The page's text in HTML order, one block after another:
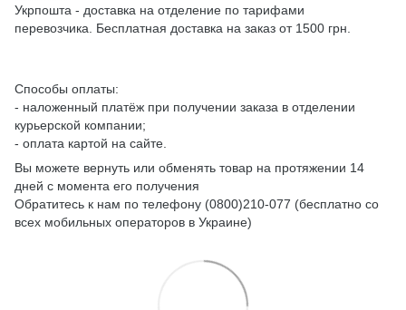
Укрпошта - доставка на отделение по тарифами
перевозчика. Бесплатная доставка на заказ от 1500 грн.
Способы оплаты:
- наложенный платёж при получении заказа в отделении
курьерской компании;
- оплата картой на сайте.
Вы можете вернуть или обменять товар на протяжении 14
дней с момента его получения
Обратитесь к нам по телефону (0800)210-077 (бесплатно со
всех мобильных операторов в Украине)